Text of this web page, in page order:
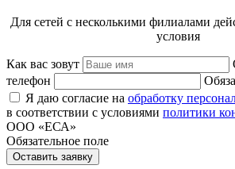
Для сетей с несколькими филиалами
условия
Как вас зовут
телефон
Я даю согласие на обработку
в соответствии с условиями политики
ООО «ЕСА»
Обязательное поле
Оставить заявку